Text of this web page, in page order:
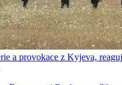
a provokace z Kyjeva,